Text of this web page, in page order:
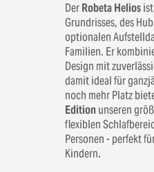
DerRobeta Helios
Grundrisses, des
optionalen
Familien. Er
Design mit
damit ideal für
noch mehr Platz
Editionunseren
flexiblen
Personen - perfekt
Kindern.